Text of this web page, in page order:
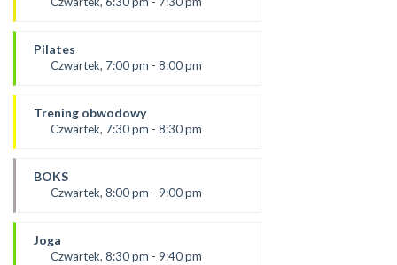
Ola C.
SALA 1
Pilates
Czwartek, 7:00 pm - 8:00 pm
Żaneta
*Zajęcia dla dorosłych i dzieci
Trening obwodowy
Czwartek, 7:30 pm - 8:30 pm
Aneta J
SALA 1
BOKS
Czwartek, 8:00 pm - 9:00 pm
Mateusz
SALA 2
Joga
Czwartek, 8:30 pm - 9:40 pm